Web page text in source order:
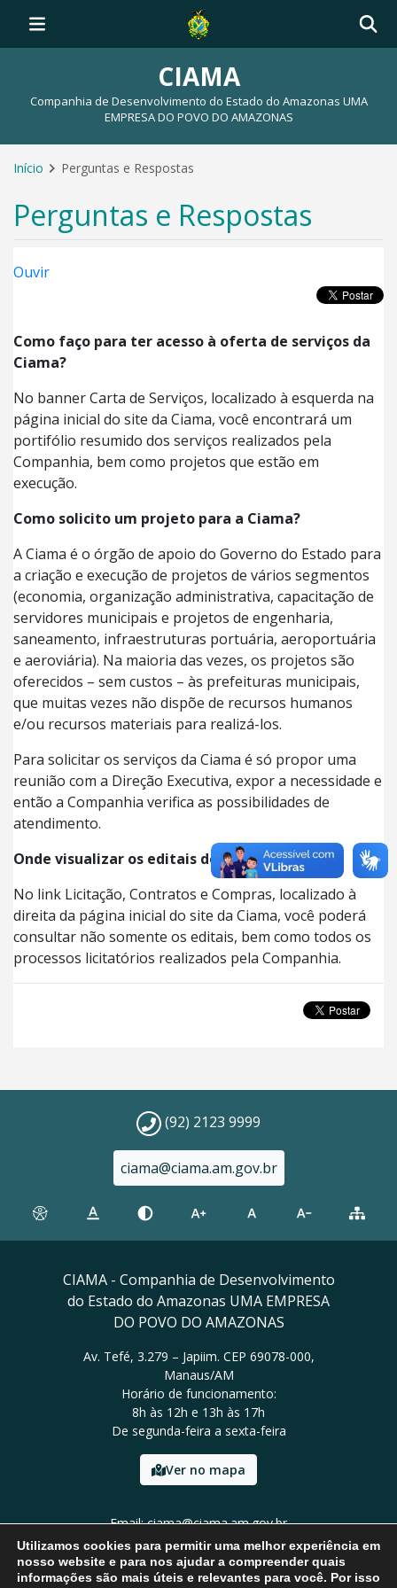
CIAMA
Companhia de Desenvolvimento do Estado do Amazonas UMA
EMPRESA DO POVO DO AMAZONAS
Início Perguntas e Respostas
Perguntas e Respostas
Ouvir
Como faço para ter acesso à oferta de serviços da
Ciama?
No banner Carta de Serviços, localizado à esquerda na
página inicial do site da Ciama, você encontrará um
portifólio resumido dos serviços realizados pela
Companhia, bem como projetos que estão em
execução.
Como solicito um projeto para a Ciama?
A Ciama é o órgão de apoio do Governo do Estado para
a criação e execução de projetos de vários segmentos
(economia, organização administrativa, capacitação de
servidores municipais e projetos de engenharia,
saneamento, infraestruturas portuária, aeroportuária
e aeroviária). Na maioria das vezes, os projetos são
oferecidos – sem custos – às prefeituras municipais,
que muitas vezes não dispõe de recursos humanos
e/ou recursos materiais para realizá-los.
Para solicitar os serviços da Ciama é só propor uma
reunião com a Direção Executiva, expor a necessidade e
então a Companhia verifica as possibilidades de
atendimento.
Onde visualizar os editais de licitação?
No link Licitação, Contratos e Compras, localizado à
direita da página inicial do site da Ciama, você poderá
consultar não somente os editais, bem como todos os
processos licitatórios realizados pela Companhia.
(92) 2123 9999
ciama@ciama.am.gov.br
CIAMA - Companhia de Desenvolvimento
do Estado do Amazonas UMA EMPRESA
DO POVO DO AMAZONAS
Av. Tefé, 3.279 – Japiim. CEP 69078-000,
Manaus/AM
Horário de funcionamento:
8h às 12h e 13h às 17h
De segunda-feira a sexta-feira
Ver no mapa
Email: ciama@ciama.am.gov.br
Tel: (92) 2123 9999
Utilizamos cookies para permitir uma melhor experiência em
nosso website e para nos ajudar a compreender quais
informações são mais úteis e relevantes para você. Por isso